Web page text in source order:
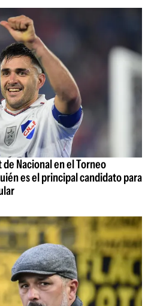
Nacional en el Torneo
es el principal candidato para